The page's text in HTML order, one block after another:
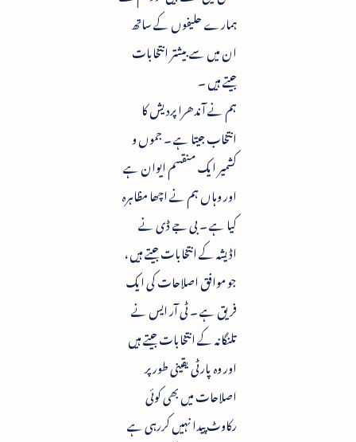
ہمارے حلیفوں کے ساتھ
ان میں سے بیشتر انتخابات
جیتے ہیں ۔
ہم نے آندھرا پردیش کا
انتخاب جیتا ہے ۔ جموں و
کشمیر ایک منقسم ایوان ہے
اور وہاں ہم نے اچھا مظاہرہ
کیا ہے ۔ بی جے ڈی نے
اڈیشہ کے انتخابات جیتے ہیں ،
جو موافق اصلاحات کی ایک
فریق ہے ۔ ٹی آر ایس نے
تلنگانہ کے انتخابات جیتے ہیں
اور وہ پارٹی یقینی طور پر
اصلاحات میں بھی کوئی
رکاوٹ پیدا نہیں کررہی ہے